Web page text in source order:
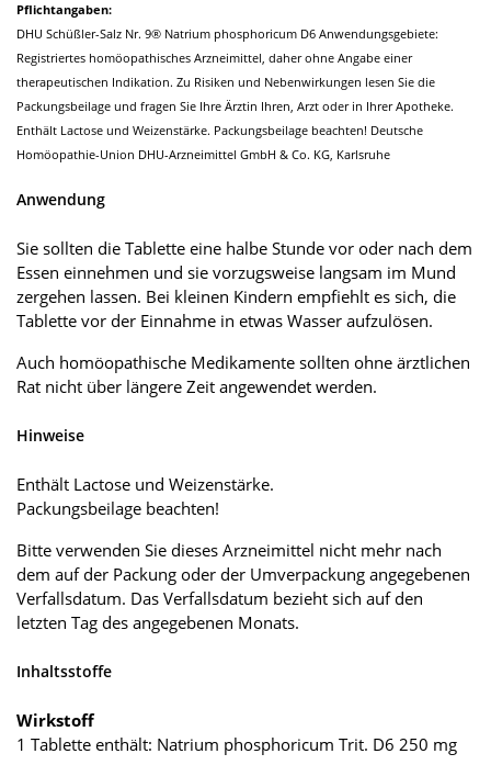
Pflichtangaben:
DHU Schüßler-Salz Nr. 9® Natrium phosphoricum D6 Anwendungsgebiete:
Registriertes homöopathisches Arzneimittel, daher ohne Angabe einer
therapeutischen Indikation. Zu Risiken und Nebenwirkungen lesen Sie die
Packungsbeilage und fragen Sie Ihre Ärztin Ihren, Arzt oder in Ihrer Apotheke.
Enthält Lactose und Weizenstärke. Packungsbeilage beachten! Deutsche
Homöopathie-Union DHU-Arzneimittel GmbH & Co. KG, Karlsruhe
Anwendung
Sie sollten die Tablette eine halbe Stunde vor oder nach dem
Essen einnehmen und sie vorzugsweise langsam im Mund
zergehen lassen. Bei kleinen Kindern empfiehlt es sich, die
Tablette vor der Einnahme in etwas Wasser aufzulösen.
Auch homöopathische Medikamente sollten ohne ärztlichen
Rat nicht über längere Zeit angewendet werden.
Hinweise
Enthält Lactose und Weizenstärke.
Packungsbeilage beachten!
Bitte verwenden Sie dieses Arzneimittel nicht mehr nach
dem auf der Packung oder der Umverpackung angegebenen
Verfallsdatum. Das Verfallsdatum bezieht sich auf den
letzten Tag des angegebenen Monats.
Inhaltsstoffe
Wirkstoff
1 Tablette enthält: Natrium phosphoricum Trit. D6 250 mg